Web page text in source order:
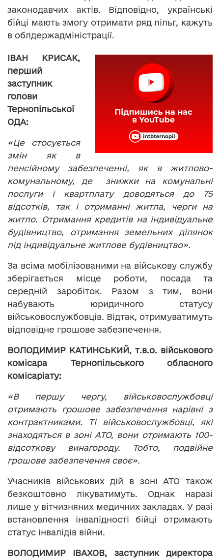
законодавчих актів. Відповідно, українські
бійці мають змогу отримати ряд пільг, кажуть
в облдержадміністрації.
ІВАН КРИСАК,
перший
заступник
голови
Тернопільської
ОДА:
«Це стосується
змін як в
пенсійному забезпеченні, як в житлово-
комунальному, де знижки на комунальні
послуги і квартплату доводяться до 75
відсотків, так і отриманні житла, черги на
житло. Отримання кредитів на індивідуальне
будівництво, отримання земельних ділянок
під індивідуальне житлове будівництво».
За всіма мобілізованими на військову службу
зберігається місце роботи, посада та
середній заробіток. Разом з тим, вони
набувають юридичного статусу
військовослужбовців. Відтак, отримуватимуть
відповідне грошове забезпечення.
ВОЛОДИМИР КАТИНСЬКИЙ, т.в.о. військового
комісара Тернопільського обласного
комісаріату:
«В першу чергу, військовослужбовці
отримають грошове забезпечення нарівні з
контрактниками. Ті військовослужбовці, які
знаходяться в зоні АТО, вони отримають 100-
відсоткову винагороду. Тобто, подвійне
грошове забезпечення своє».
Учасників військових дій в зоні АТО також
безкоштовно лікуватимуть. Однак наразі
лише у вітчизняних медичних закладах. У разі
встановлення інвалідності бійці отримають
статус інвалідів війни.
ВОЛОДИМИР ІВАХОВ, заступник директора